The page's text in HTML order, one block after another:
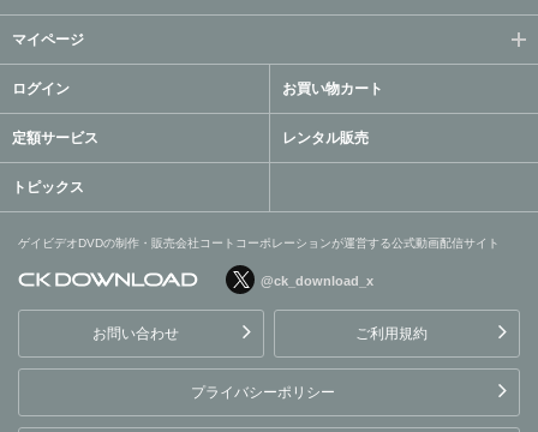
マイページ
ログイン お買い物カート
定額サービス レンタル販売
トピックス
ゲイビデオDVDの制作・販売会社コートコーポレーションが運営する公式動画配信サイト
ョンが運営する公式動画配
信サイト
@ck_download_x
お問い合わせ ご利用規約
プライバシーポリシー